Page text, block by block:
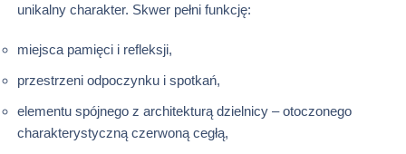
unikalny charakter. Skwer pełni funkcję:
miejsca pamięci i refleksji,
przestrzeni odpoczynku i spotkań,
elementu spójnego z architekturą dzielnicy – otoczonego
charakterystyczną czerwoną cegłą,